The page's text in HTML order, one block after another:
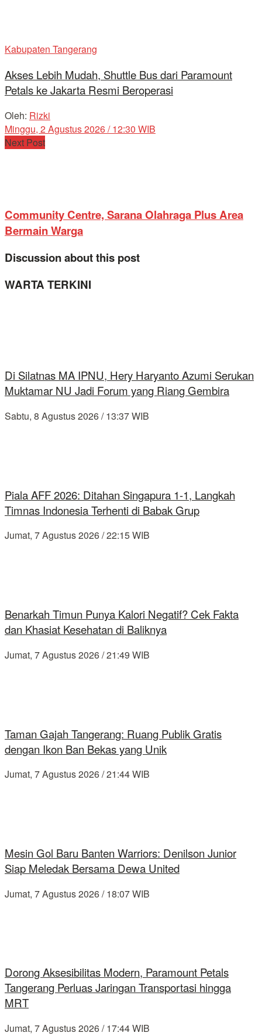
Kabupaten Tangerang
Akses Lebih Mudah, Shuttle Bus dari Paramount
Petals ke Jakarta Resmi Beroperasi
Oleh: Rizki
Minggu, 2 Agustus 2026 / 12:30 WIB
Next Post
Community Centre, Sarana Olahraga Plus Area
Bermain Warga
Discussion about this post
WARTA TERKINI
Di Silatnas MA IPNU, Hery Haryanto Azumi Serukan
Muktamar NU Jadi Forum yang Riang Gembira
Sabtu, 8 Agustus 2026 / 13:37 WIB
Piala AFF 2026: Ditahan Singapura 1-1, Langkah
Timnas Indonesia Terhenti di Babak Grup
Jumat, 7 Agustus 2026 / 22:15 WIB
Benarkah Timun Punya Kalori Negatif? Cek Fakta
dan Khasiat Kesehatan di Baliknya
Jumat, 7 Agustus 2026 / 21:49 WIB
Taman Gajah Tangerang: Ruang Publik Gratis
dengan Ikon Ban Bekas yang Unik
Jumat, 7 Agustus 2026 / 21:44 WIB
Mesin Gol Baru Banten Warriors: Denilson Junior
Siap Meledak Bersama Dewa United
Jumat, 7 Agustus 2026 / 18:07 WIB
Dorong Aksesibilitas Modern, Paramount Petals
Tangerang Perluas Jaringan Transportasi hingga
MRT
Jumat, 7 Agustus 2026 / 17:44 WIB